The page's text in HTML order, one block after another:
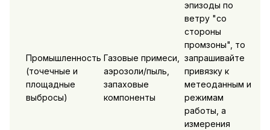
Промышленность
(точечные и
площадные
выбросы)
Газовые примеси,
аэрозоли/пыль,
запаховые
компоненты
эпизоды по
ветру "со
стороны
промзоны", то
запрашивайте
привязку к
метеоданным и
режимам
работы, а
измерения